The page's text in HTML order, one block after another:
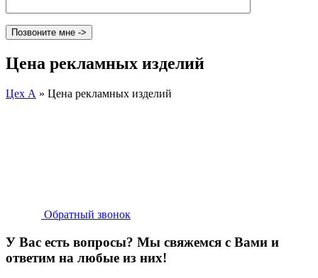
Цена рекламных изделий
Цех А » Цена рекламных изделий
Обратный звонок
У Вас есть вопросы? Мы свяжемся с Вами и
ответим на любые из них!